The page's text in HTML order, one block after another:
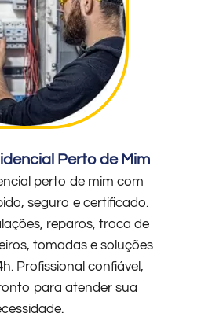
Perto de Mim
perto de mim com
seguro e certificado.
reparos, troca de
tomadas e soluções
Profissional confiável,
para atender sua